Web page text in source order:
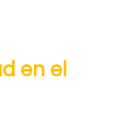
en el